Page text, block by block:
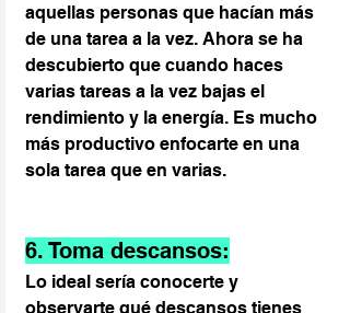
aquellas personas que hacían más
de una tarea a la vez. Ahora se ha
descubierto que cuando haces
varias tareas a la vez bajas el
rendimiento y la energía. Es mucho
más productivo enfocarte en una
sola tarea que en varias.
6. Toma descansos:
Lo ideal sería conocerte y
observarte qué descansos tienes